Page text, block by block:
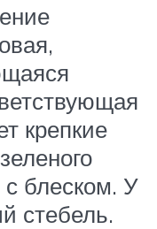
крепкие
с блеском. У
стебель.